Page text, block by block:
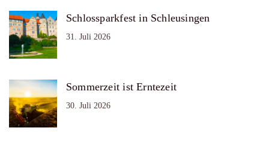
Schlossparkfest in Schleusingen
31. Juli 2026
Sommerzeit ist Erntezeit
30. Juli 2026